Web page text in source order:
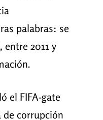
palabras: se
2011 y
el FIFA-gate
corrupción